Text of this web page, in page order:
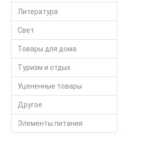
Литература
Свет
Товары для дома
Туризм и отдых
Уцененные товары
Другое
Элементы питания